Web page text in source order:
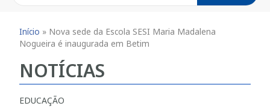
Início » Nova sede da Escola SESI Maria Madalena
Nogueira é inaugurada em Betim
NOTÍCIAS
EDUCAÇÃO